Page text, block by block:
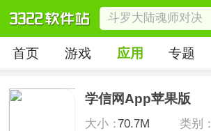
首页 游戏 应用 专题
学信网App苹果版
大小：70.7M 类别：